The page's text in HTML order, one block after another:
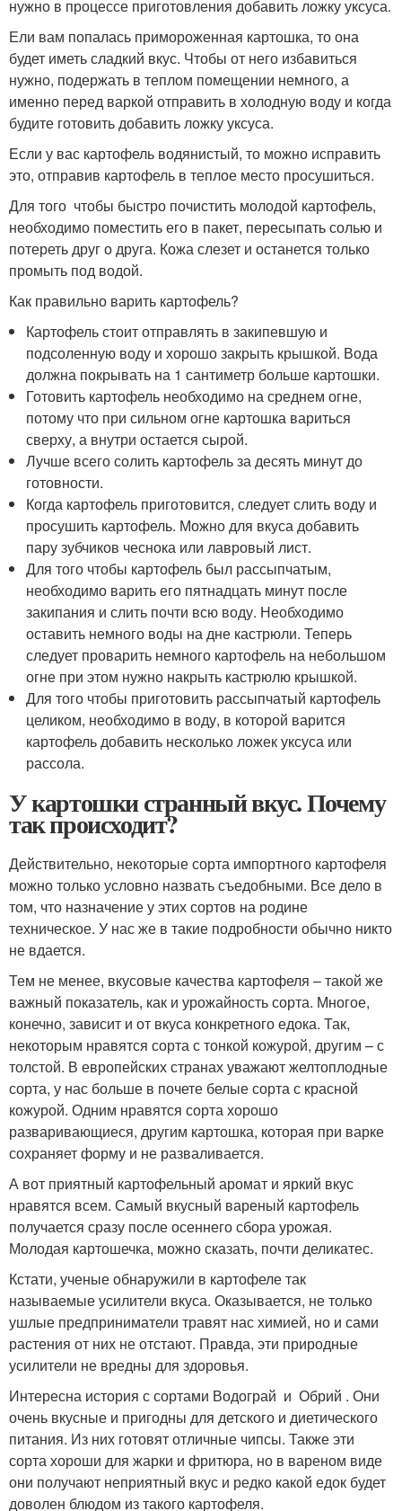
нужно в процессе приготовления добавить ложку уксуса.
Ели вам попалась примороженная картошка, то она
будет иметь сладкий вкус. Чтобы от него избавиться
нужно, подержать в теплом помещении немного, а
именно перед варкой отправить в холодную воду и когда
будите готовить добавить ложку уксуса.
Если у вас картофель водянистый, то можно исправить
это, отправив картофель в теплое место просушиться.
Для того чтобы быстро почистить молодой картофель,
необходимо поместить его в пакет, пересыпать солью и
потереть друг о друга. Кожа слезет и останется только
промыть под водой.
Как правильно варить картофель?
Картофель стоит отправлять в закипевшую и
подсоленную воду и хорошо закрыть крышкой. Вода
должна покрывать на 1 сантиметр больше картошки.
Готовить картофель необходимо на среднем огне,
потому что при сильном огне картошка вариться
сверху, а внутри остается сырой.
Лучше всего солить картофель за десять минут до
готовности.
Когда картофель приготовится, следует слить воду и
просушить картофель. Можно для вкуса добавить
пару зубчиков чеснока или лавровый лист.
Для того чтобы картофель был рассыпчатым,
необходимо варить его пятнадцать минут после
закипания и слить почти всю воду. Необходимо
оставить немного воды на дне кастрюли. Теперь
следует проварить немного картофель на небольшом
огне при этом нужно накрыть кастрюлю крышкой.
Для того чтобы приготовить рассыпчатый картофель
целиком, необходимо в воду, в которой варится
картофель добавить несколько ложек уксуса или
рассола.
У картошки странный вкус. Почему
так происходит?
Действительно, некоторые сорта импортного картофеля
можно только условно назвать съедобными. Все дело в
том, что назначение у этих сортов на родине
техническое. У нас же в такие подробности обычно никто
не вдается.
Тем не менее, вкусовые качества картофеля – такой же
важный показатель, как и урожайность сорта. Многое,
конечно, зависит и от вкуса конкретного едока. Так,
некоторым нравятся сорта с тонкой кожурой, другим – с
толстой. В европейских странах уважают желтоплодные
сорта, у нас больше в почете белые сорта с красной
кожурой. Одним нравятся сорта хорошо
разваривающиеся, другим картошка, которая при варке
сохраняет форму и не разваливается.
А вот приятный картофельный аромат и яркий вкус
нравятся всем. Самый вкусный вареный картофель
получается сразу после осеннего сбора урожая.
Молодая картошечка, можно сказать, почти деликатес.
Кстати, ученые обнаружили в картофеле так
называемые усилители вкуса. Оказывается, не только
ушлые предприниматели травят нас химией, но и сами
растения от них не отстают. Правда, эти природные
усилители не вредны для здоровья.
Интересна история с сортами Водограй и Обрий . Они
очень вкусные и пригодны для детского и диетического
питания. Из них готовят отличные чипсы. Также эти
сорта хороши для жарки и фритюра, но в вареном виде
они получают неприятный вкус и редко какой едок будет
доволен блюдом из такого картофеля.